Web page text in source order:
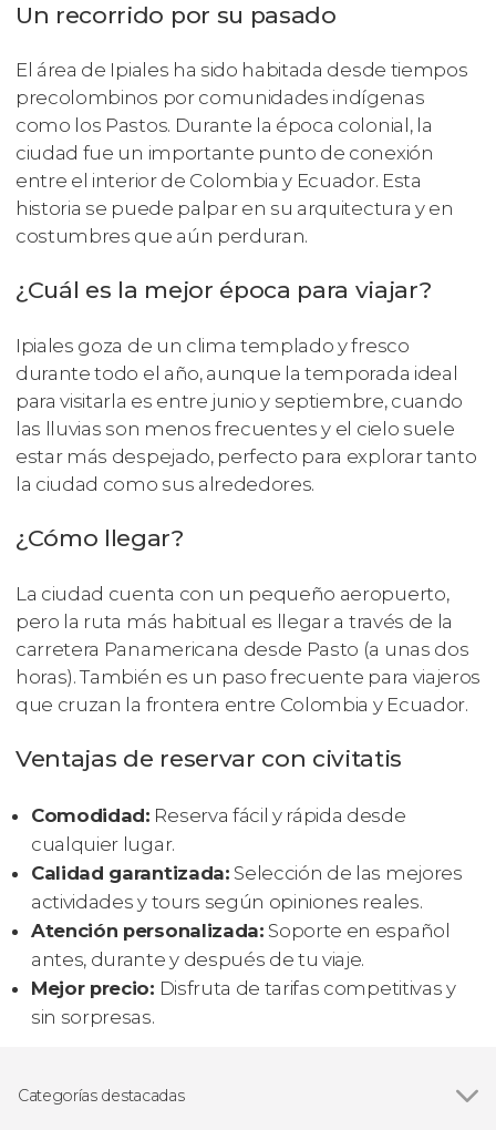
Un recorrido por su pasado
El área de Ipiales ha sido habitada desde tiempos
precolombinos por comunidades indígenas
como los Pastos. Durante la época colonial, la
ciudad fue un importante punto de conexión
entre el interior de Colombia y Ecuador. Esta
historia se puede palpar en su arquitectura y en
costumbres que aún perduran.
¿Cuál es la mejor época para viajar?
Ipiales goza de un clima templado y fresco
durante todo el año, aunque la temporada ideal
para visitarla es entre junio y septiembre, cuando
las lluvias son menos frecuentes y el cielo suele
estar más despejado, perfecto para explorar tanto
la ciudad como sus alrededores.
¿Cómo llegar?
La ciudad cuenta con un pequeño aeropuerto,
pero la ruta más habitual es llegar a través de la
carretera Panamericana desde Pasto (a unas dos
horas). También es un paso frecuente para viajeros
que cruzan la frontera entre Colombia y Ecuador.
Ventajas de reservar con civitatis
Comodidad: Reserva fácil y rápida desde
cualquier lugar.
Calidad garantizada: Selección de las mejores
actividades y tours según opiniones reales.
Atención personalizada: Soporte en español
antes, durante y después de tu viaje.
Mejor precio: Disfruta de tarifas competitivas y
sin sorpresas.
Categorías destacadas